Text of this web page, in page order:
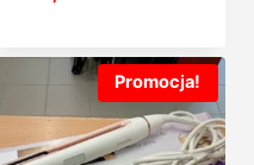
Promocja!